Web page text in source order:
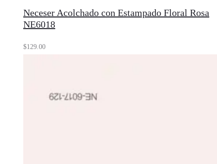
Neceser Acolchado con Estampado Floral Rosa
NE6018
$129.00